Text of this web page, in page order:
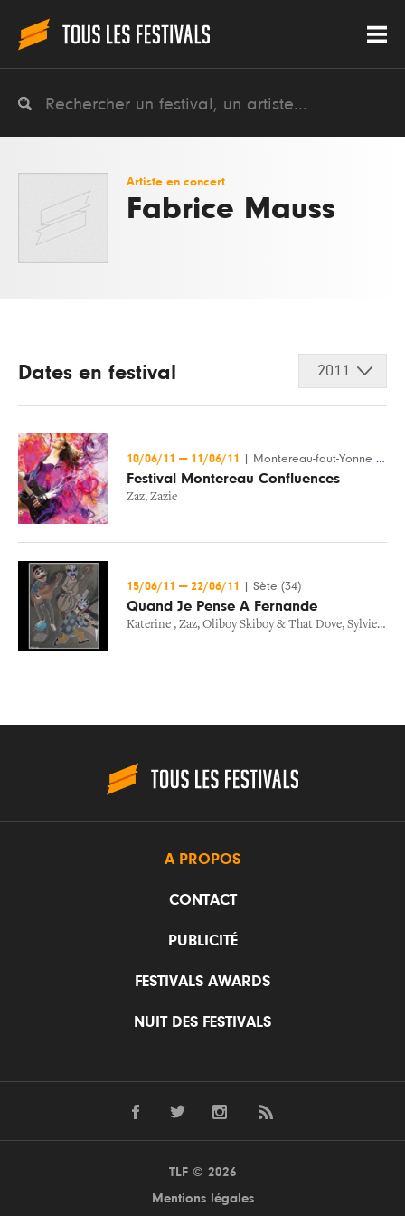
Artiste en concert
Fabrice Mauss
Dates en festival 2011
10/06/11 — 11/06/11 Montereau-faut-Yonne (77)
Festival Montereau Confluences
Zaz, Zazie
15/06/11 — 22/06/11 Sète (34)
Quand Je Pense A Fernande
Katerine , Zaz, Oliboy Skiboy & That Dove, Sylvie Vartan
A PROPOS
CONTACT
PUBLICITÉ
FESTIVALS AWARDS
NUIT DES FESTIVALS
TLF © 2026
Mentions légales